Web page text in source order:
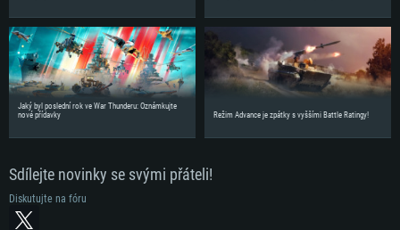
Jaký byl poslední rok ve War Thunderu: Oznámkujte
nové přídavky
Režim Advance je zpátky s vyššími Battle Ratingy!
Sdílejte novinky se svými přáteli!
Diskutujte na fóru